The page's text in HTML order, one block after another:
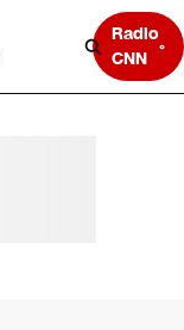
Radio
CNN